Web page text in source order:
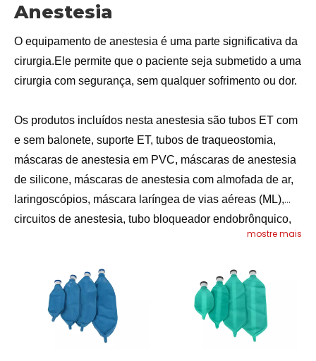
Anestesia
O equipamento de anestesia é uma parte significativa da
cirurgia.Ele permite que o paciente seja submetido a uma
cirurgia com segurança, sem qualquer sofrimento ou dor.
Os produtos incluídos nesta anestesia são tubos ET com
e sem balonete, suporte ET, tubos de traqueostomia,
máscaras de anestesia em PVC, máscaras de anestesia
de silicone, máscaras de anestesia com almofada de ar,
laringoscópios, máscara laríngea de vias aéreas (ML),
circuitos de anestesia, tubo bloqueador endobrônquico,
mostre mais